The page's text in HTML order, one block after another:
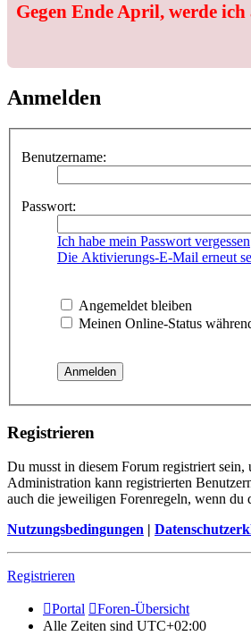
Gegen Ende April, werde ich
Anmelden
Benutzername:
Passwort:
Ich habe mein Passwort vergessen
Die Aktivierungs-E-Mail erneut
Angemeldet bleiben
Meinen Online-Status
Registrieren
Du musst in diesem Forum registriert
Administration kann registrierten
auch die jeweiligen Forenregeln, wenn du
Nutzungsbedingungen |
Registrieren
Portal
Foren-Übersicht
Alle Zeiten sind UTC+02:00